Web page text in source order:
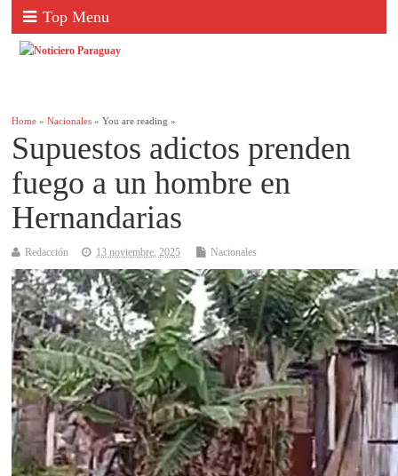
Top Menu
Home »Nacionales » You are reading »
Supuestos adictos prenden
fuego a un hombre en
Hernandarias
Redacción 13 noviembre, 2025 Nacionales